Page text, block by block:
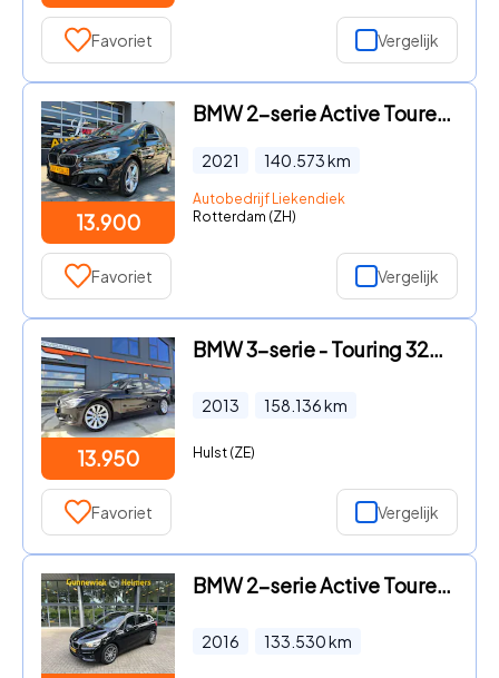
Favoriet Vergelijk
13.900
BMW 2-serie Active Tourer - 218i M- Sport - Navigatie I Airco I Sport pakket I LED I PDC
2021 140.573km
Autobedrijf Liekendiek
Rotterdam (ZH)
Favoriet Vergelijk
13.950
BMW 3-serie - Touring 320i Executive
2013 158.136km
Hulst (ZE)
Favoriet Vergelijk
BMW 2-serie Active Tourer - 218i | NAVI | CLIMA | PDC | STOELVERWARMING
2016 133.530km